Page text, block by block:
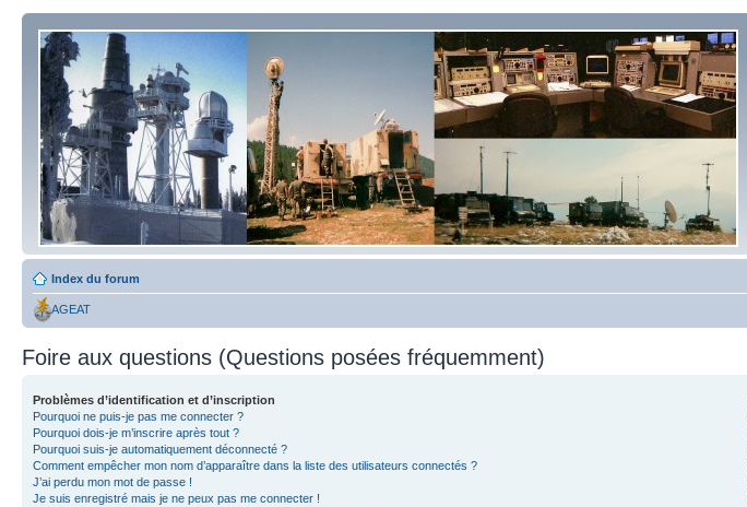
Index du forum
AGEAT
Foire aux questions (Questions posées fréquemment)
Problèmes d’identification et d’inscription
Pourquoi ne puis-je pas me connecter ?
Pourquoi dois-je m’inscrire après tout ?
Pourquoi suis-je automatiquement déconnecté ?
Comment empêcher mon nom d’apparaître dans la liste des utilisateurs connectés ?
J’ai perdu mon mot de passe !
Je suis enregistré mais je ne peux pas me connecter !